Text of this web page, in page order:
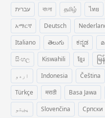
עברית
বাংলা தமிழ் ไทย
አማርኛ
Deutsch
Italiano
తెలుగు ಕನ್ನಡ
සිංහල
Kiswahili ខ្មែរ မြ
اردو
Indonesia Čeština
Türkçe
मराठी Basa Jawa
پښتو
Slovenčina Српски